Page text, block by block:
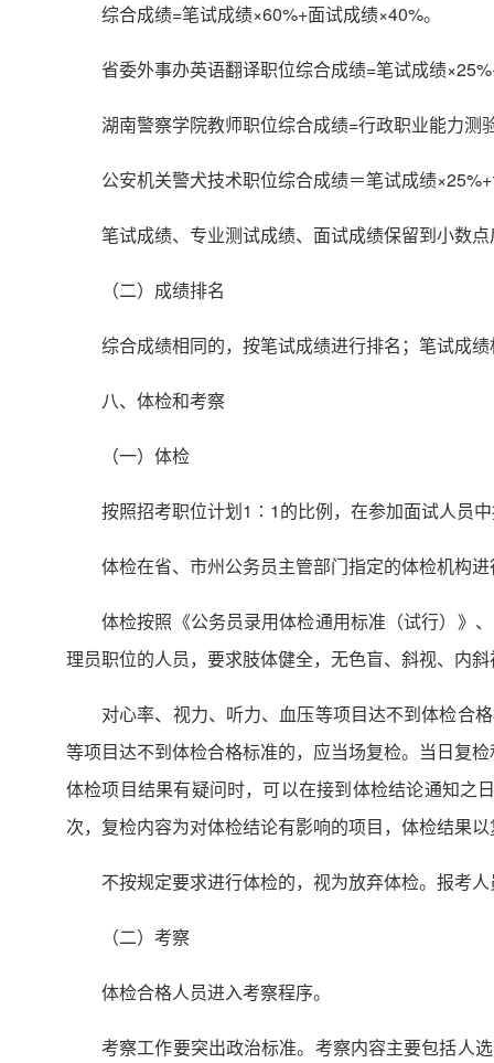
综合成绩=笔试成绩×60%+面试成绩×40%。
省委外事办英语翻译职位综合成绩=笔试成绩
湖南警察学院教师职位综合成绩=行政职业能力
公安机关警犬技术职位综合成绩＝笔试成绩
笔试成绩、专业测试成绩、面试成绩保留到小数
（二）成绩排名
综合成绩相同的，按笔试成绩进行排名；笔试成
八、体检和考察
（一）体检
按照招考职位计划1∶1的比例，在参加面试人员
体检在省、市州公务员主管部门指定的体检机构
体检按照《公务员录用体检通用标准（试行）》
理员职位的人员，要求肢体健全，无色盲、斜视、内
对心率、视力、听力、血压等项目达不到体检合
等项目达不到体检合格标准的，应当场复检。当日复
体检项目结果有疑问时，可以在接到体检结论通知之
次，复检内容为对体检结论有影响的项目，体检结果
不按规定要求进行体检的，视为放弃体检。报考
（二）考察
体检合格人员进入考察程序。
考察工作要突出政治标准。考察内容主要包括人